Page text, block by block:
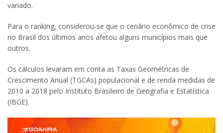
variado.
Para o ranking, considerou-se que o cenário econômico de crise
no Brasil dos últimos anos afetou alguns municípios mais que
outros.
Os cálculos levaram em conta as Taxas Geométricas de
Crescimento Anual (TGCAs) populacional e de renda medidas de
2010 a 2018 pelo Instituto Brasileiro de Geografia e Estatística
(IBGE).